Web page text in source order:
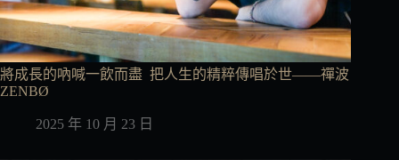
將成長的吶喊一飲而盡 把人生的精粹傳唱於世——禪波
ZENBØ
2025 年 10 月 23 日